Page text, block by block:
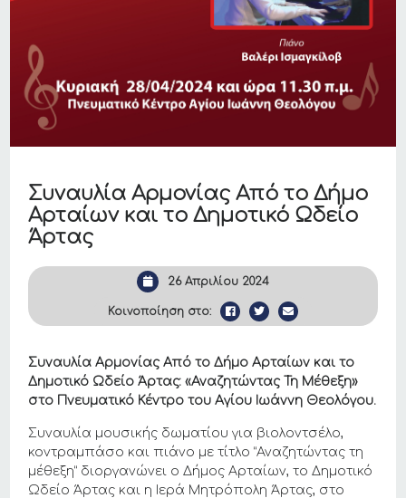
Συναυλία Αρμονίας Από το Δήμο
Αρταίων και το Δημοτικό Ωδείο
Άρτας
26 Απριλίου 2024
Κοινοποίηση στο:
Συναυλία Αρμονίας Από το Δήμο Αρταίων και το
Δημοτικό Ωδείο Άρτας: «Αναζητώντας Τη Μέθεξη»
στο Πνευματικό Κέντρο του Αγίου Ιωάννη Θεολόγου.
Συναυλία μουσικής δωματίου για βιολοντσέλο,
κοντραμπάσο και πιάνο με τίτλο “Αναζητώντας τη
μέθεξη” διοργανώνει ο Δήμος Αρταίων, το Δημοτικό
Ωδείο Άρτας και η Ιερά Μητρόπολη Άρτας, στο